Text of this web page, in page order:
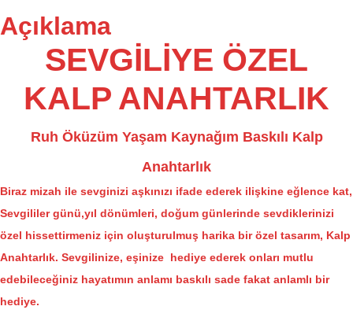
Açıklama
SEVGİLİYE ÖZEL
KALP ANAHTARLIK
Ruh Öküzüm Yaşam Kaynağım Baskılı Kalp
Anahtarlık
Biraz mizah ile sevginizi aşkınızı ifade ederek ilişkine eğlence kat,
Sevgililer günü,yıl dönümleri, doğum günlerinde sevdiklerinizi
özel hissettirmeniz için oluşturulmuş harika bir özel tasarım, Kalp
Anahtarlık. Sevgilinize, eşinize hediye ederek onları mutlu
edebileceğiniz hayatımın anlamı baskılı sade fakat anlamlı bir
hediye.